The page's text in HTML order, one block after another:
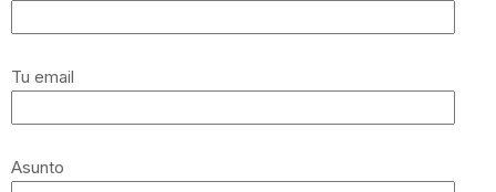
Tu email
Asunto